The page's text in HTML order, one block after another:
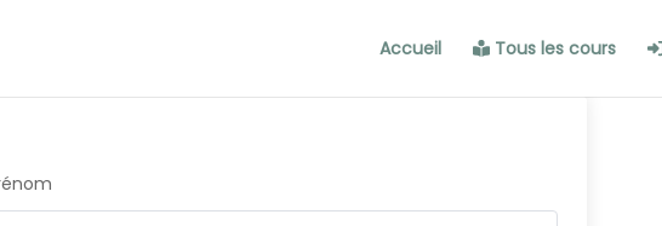
Accueil Tous les cours